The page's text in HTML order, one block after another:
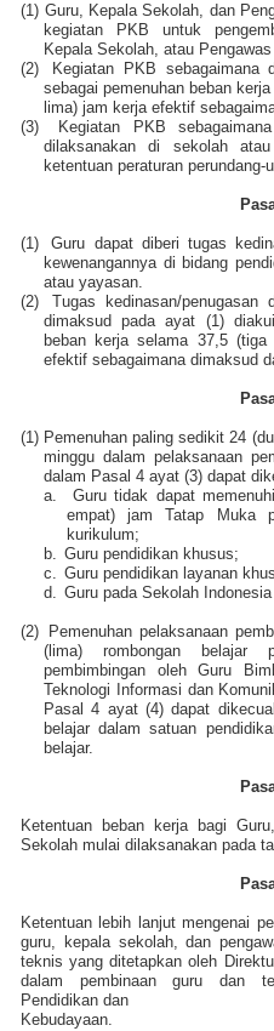
(1) Guru, Kepala Sekolah, dan
kegiatan PKB untuk
Kepala Sekolah, atau
(2)
Kegiatan PKB sebagaimana
sebagai pemenuhan beban
lima) jam kerja efektif
(3)
Kegiatan PKB
dilaksanakan di sekolah
ketentuan peraturan perundang-
(1)
Guru dapat diberi tugas
kewenangannya di bidang
atau yayasan.
(2)
Tugas kedinasan/penugasan
dimaksud pada ayat (1)
beban kerja selama 37,5
efektif sebagaimana dimaksud
(1) Pemenuhan paling sedikit 24
minggu dalam pelaksanaan
dalam Pasal 4 ayat (3) dapat
a.
Guru tidak dapat
empat) jam Tatap Muka
kurikulum;
b. Guru pendidikan khusus;
c. Guru pendidikan layanan
d. Guru pada Sekolah
(2)
Pemenuhan pelaksanaan
(lima) rombongan belajar
pembimbingan oleh Guru
Teknologi Informasi dan
Pasal 4 ayat (4) dapat
belajar dalam satuan
belajar.
Ketentuan beban kerja bagi
Sekolah mulai dilaksanakan pada
Ketentuan lebih lanjut mengenai
guru, kepala sekolah, dan
teknis yang ditetapkan oleh
dalam pembinaan guru dan
Pendidikan dan
Kebudayaan.